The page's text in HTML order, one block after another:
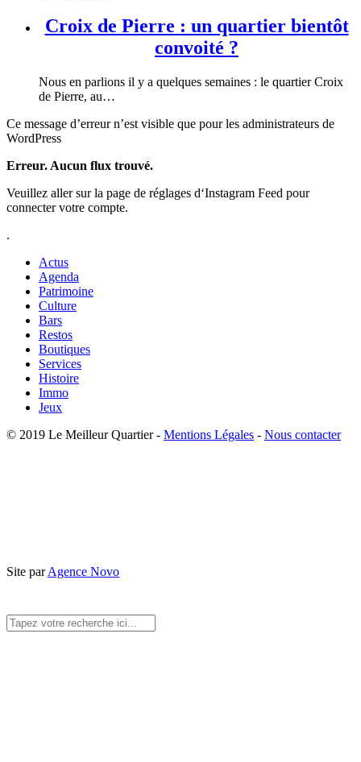
Croix de Pierre : un quartier bientôt
convoité ?
Nous en parlions il y a quelques semaines : le quartier Croix
de Pierre, au…
Ce message d’erreur n’est visible que pour les administrateurs de
WordPress
Erreur. Aucun flux trouvé.
Veuillez aller sur la page de réglages d‘Instagram Feed pour
connecter votre compte.
.
Actus
Agenda
Patrimoine
Culture
Bars
Restos
Boutiques
Services
Histoire
Immo
Jeux
© 2019 Le Meilleur Quartier - Mentions Légales - Nous contacter
Site parAgence Novo